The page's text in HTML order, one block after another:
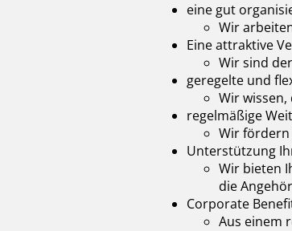
eine gut
Wir
Eine attraktive
Wir sind
geregelte und
Wir
regelmäßige
Wir fördern
Unterstützung
Wir bieten
die
Corporate
Aus einem